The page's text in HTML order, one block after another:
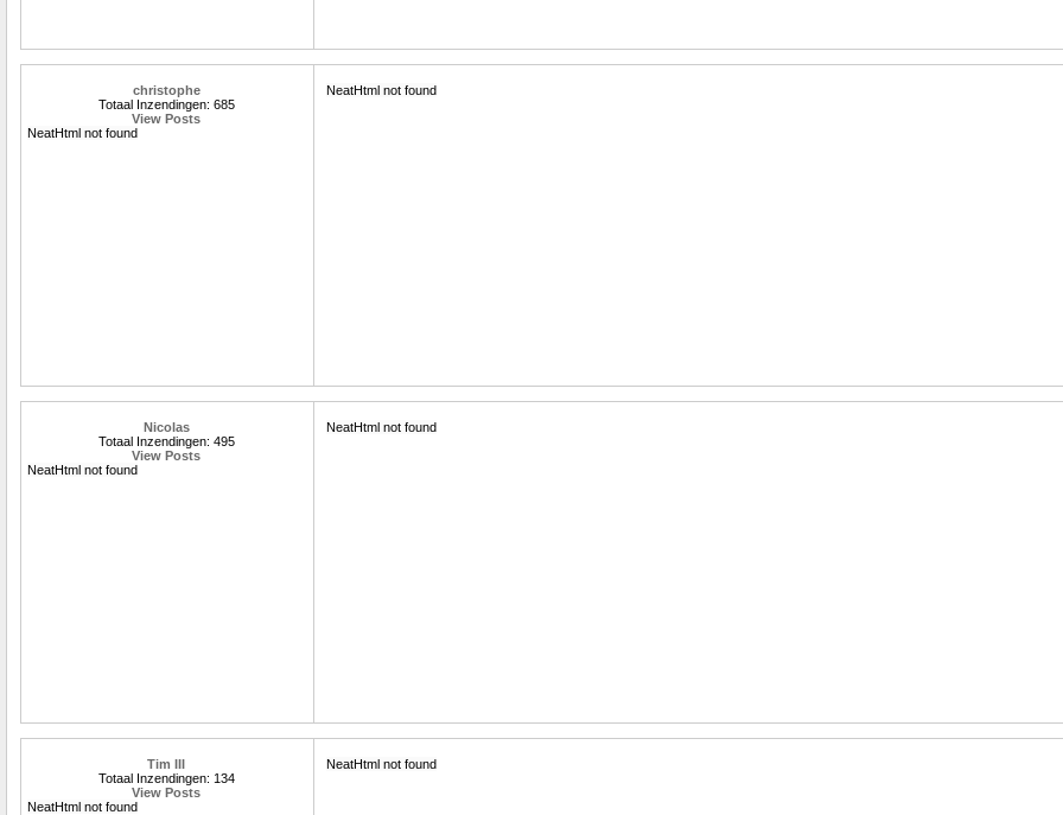
christophe
Totaal Inzendingen: 685
View Posts
NeatHtml not found
NeatHtml not found
Nicolas
Totaal Inzendingen: 495
View Posts
NeatHtml not found
NeatHtml not found
Tim III
Totaal Inzendingen: 134
View Posts
NeatHtml not found
NeatHtml not found